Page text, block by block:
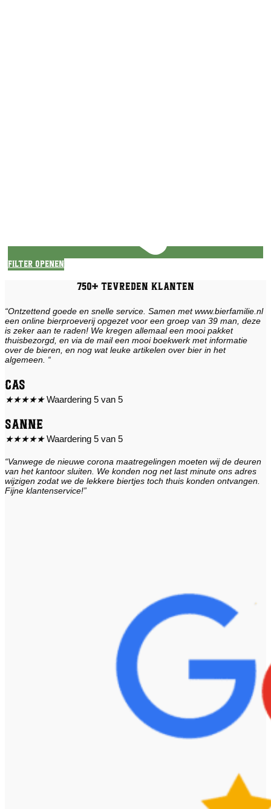
Filter openen
750+ tevreden klanten
“Ontzettend goede en snelle service. Samen met www.bierfamilie.nl
een online bierproeverij opgezet voor een groep van 39 man, deze
is zeker aan te raden! We kregen allemaal een mooi pakket
thuisbezorgd, en via de mail een mooi boekwerk met informatie
over de bieren, en nog wat leuke artikelen over bier in het
algemeen. “
Cas
★★★★★ Waardering 5 van 5
Sanne
★★★★★ Waardering 5 van 5
“Vanwege de nieuwe corona maatregelingen moeten wij de deuren
van het kantoor sluiten. We konden nog net last minute ons adres
wijzigen zodat we de lekkere biertjes toch thuis konden ontvangen.
Fijne klantenservice!”